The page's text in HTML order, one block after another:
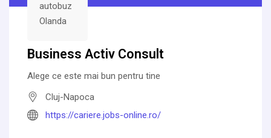
Business Activ Consult
Alege ce este mai bun pentru tine
Cluj-Napoca
https://cariere.jobs-online.ro/